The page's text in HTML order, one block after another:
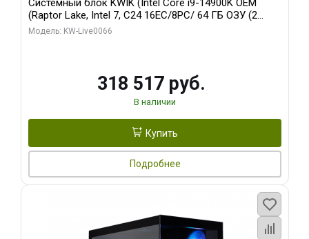
Системный блок KWIK (Intel Core i9-14900K OEM
(Raptor Lake, Intel 7, C24 16EC/8PC/ 64 ГБ ОЗУ (2
модуля)/ Gigabyte RTX5080 XTREME WATERFORCE
Модель: KW-Live0066
318 517 руб.
В наличии
Купить
Подробнее